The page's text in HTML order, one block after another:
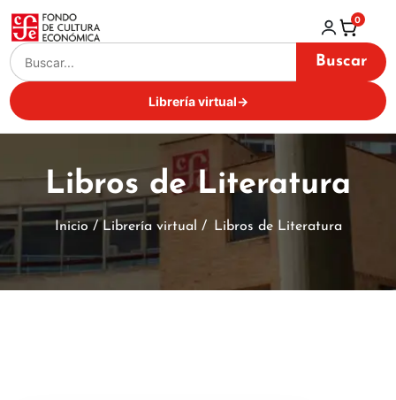
Buscar
Librería virtual→
0
Libros de Literatura
Inicio / Librería virtual / Libros de Literatura